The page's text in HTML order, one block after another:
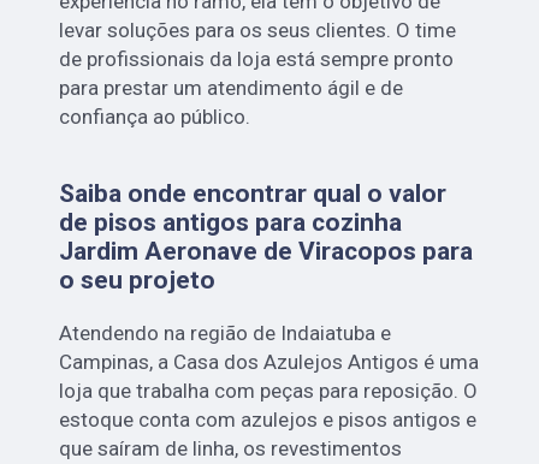
levar soluções para os seus clientes. O time
de profissionais da loja está sempre pronto
para prestar um atendimento ágil e de
confiança ao público.
Saiba onde encontrar qual o valor
de pisos antigos para cozinha
Jardim Aeronave de Viracopos para
o seu projeto
Atendendo na região de Indaiatuba e
Campinas, a Casa dos Azulejos Antigos é uma
loja que trabalha com peças para reposição. O
estoque conta com azulejos e pisos antigos e
que saíram de linha, os revestimentos